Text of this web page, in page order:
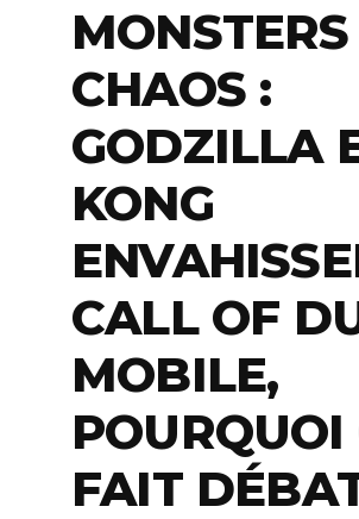
CHAOS :
GODZILLA
KONG
CALL OF
MOBILE,
POURQUOI
FAIT